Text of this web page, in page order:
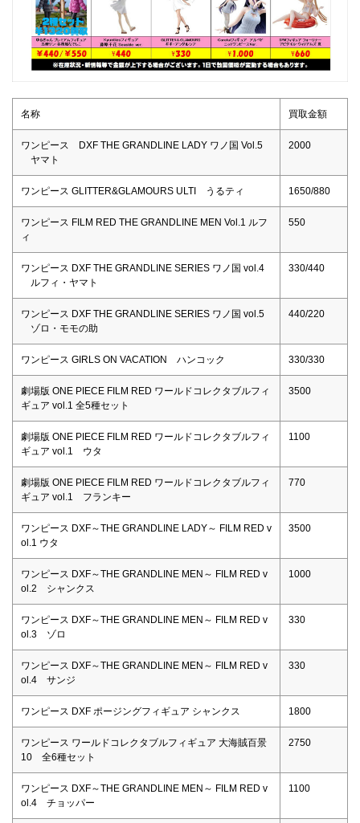
名称 買取金額
ワンピース DXF THE GRANDLINE LADY ワノ国 Vol.5
ヤマト
2000
ワンピース GLITTER&GLAMOURS ULTI うるティ 1650/880
ワンピース FILM RED THE GRANDLINE MEN Vol.1 ルフ
ィ
550
ワンピース DXF THE GRANDLINE SERIES ワノ国 vol.4
ルフィ・ヤマト
330/440
ワンピース DXF THE GRANDLINE SERIES ワノ国 vol.5
ゾロ・モモの助
440/220
ワンピース GIRLS ON VACATION ハンコック 330/330
劇場版 ONE PIECE FILM RED ワールドコレクタブルフィ
ギュア vol.1 全5種セット
3500
劇場版 ONE PIECE FILM RED ワールドコレクタブルフィ
ギュア vol.1 ウタ
1100
劇場版 ONE PIECE FILM RED ワールドコレクタブルフィ
ギュア vol.1 フランキー
770
ワンピース DXF～THE GRANDLINE LADY～ FILM RED v
ol.1 ウタ
3500
ワンピース DXF～THE GRANDLINE MEN～ FILM RED v
ol.2 シャンクス
1000
ワンピース DXF～THE GRANDLINE MEN～ FILM RED v
ol.3 ゾロ
330
ワンピース DXF～THE GRANDLINE MEN～ FILM RED v
ol.4 サンジ
330
ワンピース DXF ポージングフィギュア シャンクス 1800
ワンピース ワールドコレクタブルフィギュア 大海賊百景
10 全6種セット
2750
ワンピース DXF～THE GRANDLINE MEN～ FILM RED v
ol.4 チョッパー
1100